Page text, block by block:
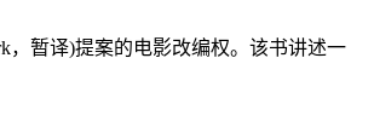
暂译)提案的电影改编权。该书讲述一